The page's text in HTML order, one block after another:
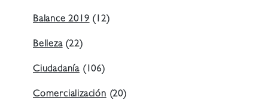
Balance 2019 (12)
Belleza(22)
Ciudadanía (106)
Comercialización (20)